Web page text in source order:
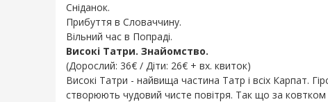
Сніданок.
Прибуття в Словаччину.
Вільний час в Попраді.
Високі Татри. Знайомство.
(Дорослий: 36€ / Діти: 26€ + вх. квиток)
Високі Татри - найвища частина Татр і всіх Карпат.
створюють чудовий чисте повітря. Так що за ковтком